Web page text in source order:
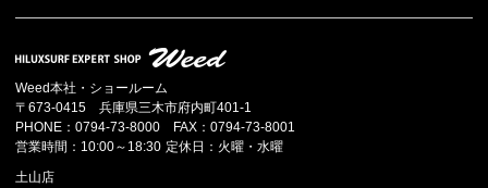
Weed本社・ショールーム
〒673-0415 兵庫県三木市府内町401-1
PHONE：0794-73-8000 FAX：0794-73-8001
営業時間：10:00～18:30 定休日：火曜・水曜
土山店